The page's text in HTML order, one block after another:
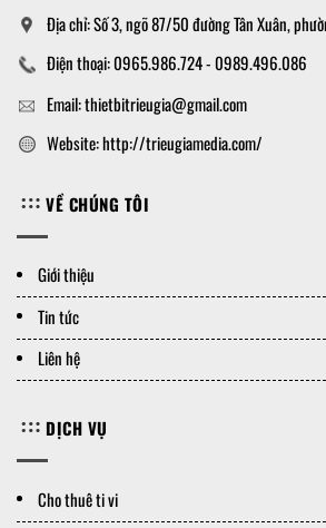
Địa chỉ: Số 3, ngõ 87/50 đường Tân Xuân,
Điện thoại: 0965.986.724 - 0989.496.086
Email: thietbitrieugia@gmail.com
Website: http://trieugiamedia.com/
VỀ CHÚNG TÔI
Giới thiệu
Tin tức
Liên hệ
DỊCH VỤ
Cho thuê ti vi